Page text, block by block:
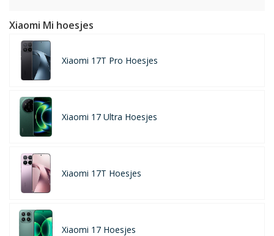
Xiaomi Mi hoesjes
Xiaomi 17T Pro Hoesjes
Xiaomi 17 Ultra Hoesjes
Xiaomi 17T Hoesjes
Xiaomi 17 Hoesjes